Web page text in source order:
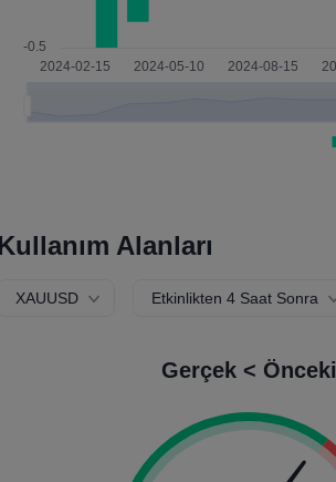
Alanları
XAUUSD Etkinlikten 4 Saat Sonra
Gerçek < Önceki